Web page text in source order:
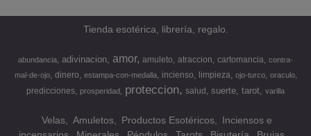
Tienda esotérica, librería, regalo.
abundancia adivinacion amor amuleto atraccion cartomancia
contra-
mal-de-ojo
dinero estampa-con-medalla incienso limpieza ojo-turco oraculo
predicciones prosperidad proteccion salud suerte tarot varilla
Velas Amuletos Productos Esotéricos
Inciensos e